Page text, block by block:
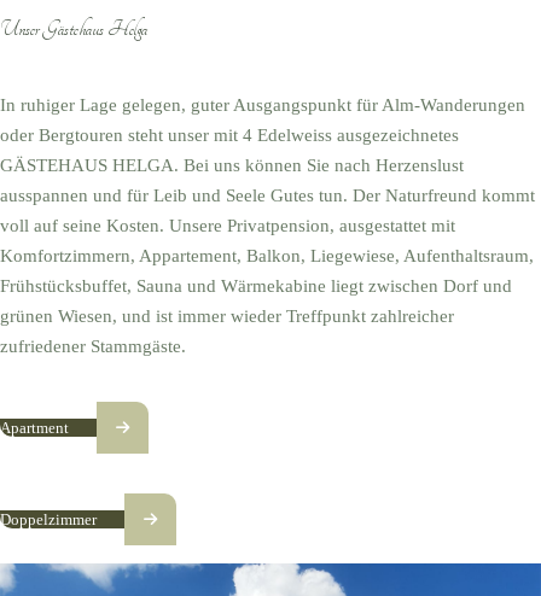
Unser Gästehaus Helga
In ruhiger Lage gelegen, guter Ausgangspunkt für Alm-Wanderungen
oder Bergtouren steht unser mit 4 Edelweiss ausgezeichnetes
GÄSTEHAUS HELGA. Bei uns können Sie nach Herzenslust
ausspannen und für Leib und Seele Gutes tun. Der Naturfreund kommt
voll auf seine Kosten. Unsere Privatpension, ausgestattet mit
Komfortzimmern, Appartement, Balkon, Liegewiese, Aufenthaltsraum,
Frühstücksbuffet, Sauna und Wärmekabine liegt zwischen Dorf und
grünen Wiesen, und ist immer wieder Treffpunkt zahlreicher
zufriedener Stammgäste.
Apartment
Doppelzimmer